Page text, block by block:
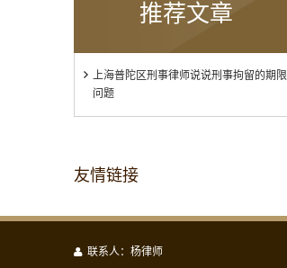
推荐文章
上海普陀区刑事律师说说刑事拘留的期限
问题
友情链接
联系人：杨律师